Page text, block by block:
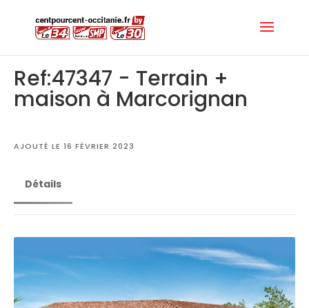
Ref:47347 - Terrain +
maison à Marcorignan
AJOUTÉ LE 16 FÉVRIER 2023
Détails